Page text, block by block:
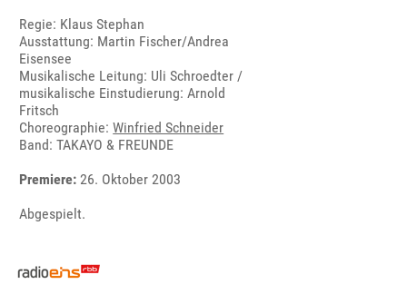
Regie: Klaus Stephan
Ausstattung: Martin Fischer/Andrea
Eisensee
Musikalische Leitung: Uli Schroedter /
musikalische Einstudierung: Arnold
Fritsch
Choreographie:Winfried Schneider
Band: TAKAYO & FREUNDE
Premiere: 26. Oktober 2003
Abgespielt.